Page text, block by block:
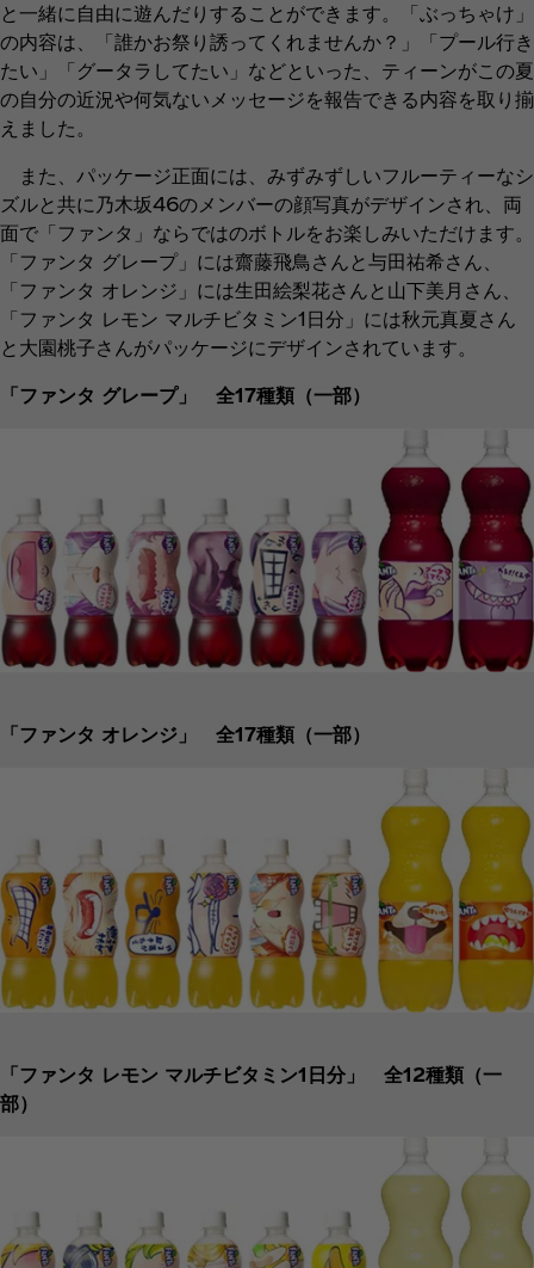
と一緒に自由に遊んだりすることができます。「ぶっちゃけ」
の内容は、「誰かお祭り誘ってくれませんか？」「プール行き
たい」「グータラしてたい」などといった、ティーンがこの夏
の自分の近況や何気ないメッセージを報告できる内容を取り揃
えました。
また、パッケージ正面には、みずみずしいフルーティーなシ
ズルと共に乃木坂46のメンバーの顔写真がデザインされ、両
面で「ファンタ」ならではのボトルをお楽しみいただけます。
「ファンタ グレープ」には齋藤飛鳥さんと与田祐希さん、
「ファンタ オレンジ」には生田絵梨花さんと山下美月さん、
「ファンタ レモン マルチビタミン1日分」には秋元真夏さん
と大園桃子さんがパッケージにデザインされています。
「ファンタ グレープ」 全17種類（一部）
「ファンタ オレンジ」 全17種類（一部）
「ファンタ レモン マルチビタミン1日分」 全12種類（一
部）